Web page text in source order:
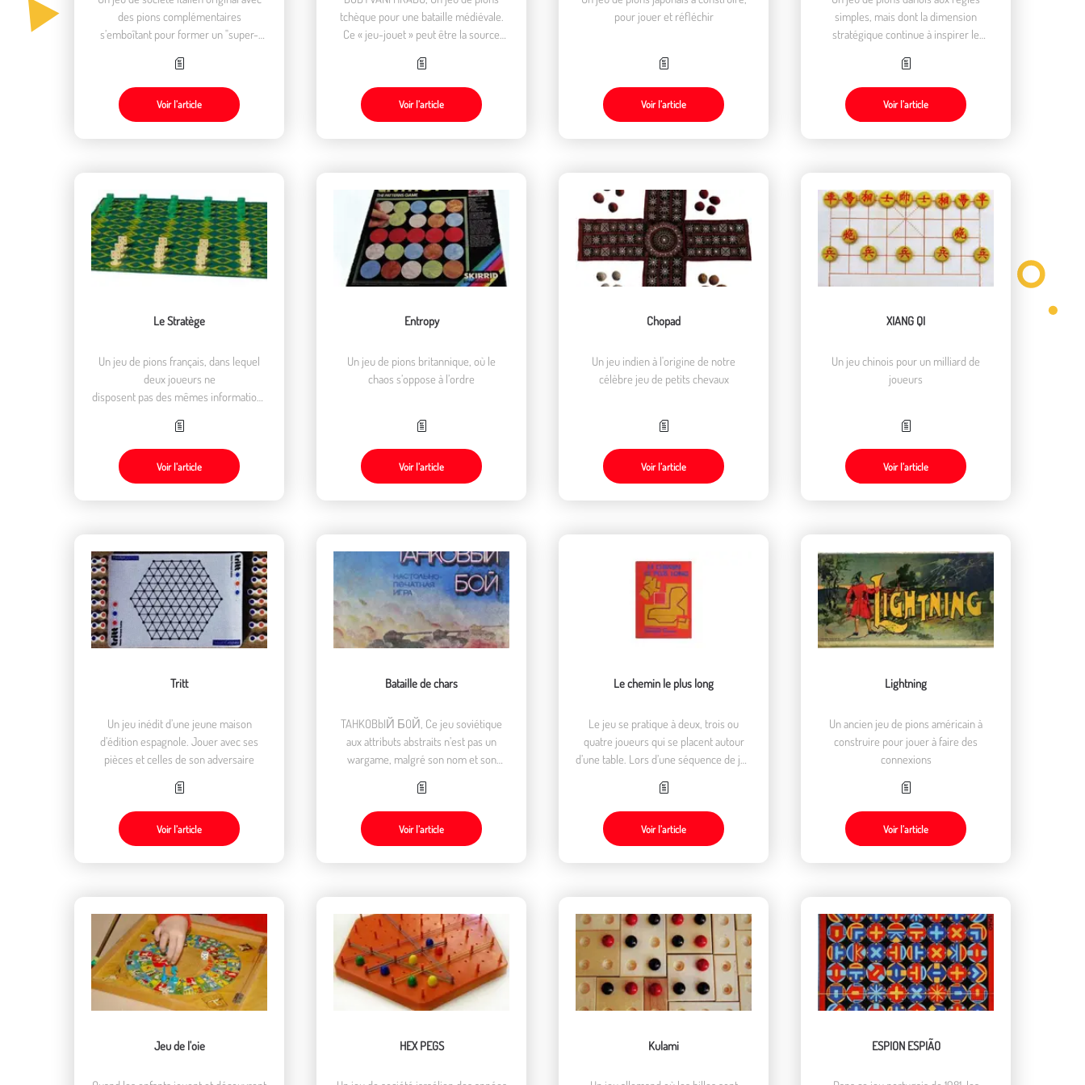
des pions complémentaires
s’emboîtant pour former un "super-
Voir l’article
tchèque pour une bataille médiévale.
Ce « jeu-jouet » peut être la source
éducatifs »
Voir l’article
pour jouer et réfléchir
Voir l’article
simples, mais dont la dimension
stratégique continue à inspirer le
Voir l’article
Le Stratège
Un jeu de pions français, dans lequel
deux joueurs ne
disposent pas des mêmes informations
leur stratégie.
Voir l’article
Entropy
Un jeu de pions britannique, où le
chaos s’oppose à l’ordre
Voir l’article
Chopad
Un jeu indien à l'origine de notre
célèbre jeu de petits chevaux
Voir l’article
XIANG QI
Un jeu chinois pour un milliard de
joueurs
Voir l’article
Tritt
Un jeu inédit d’une jeune maison
d’édition espagnole. Jouer avec ses
pièces et celles de son adversaire
Voir l’article
Bataille de chars
TAHKOBbIЙ БOЙ, Ce jeu soviétique
aux attributs abstraits n’est pas un
wargame, malgré son nom et son
symbolique militaire
Voir l’article
Le chemin le plus long
Le jeu se pratique à deux, trois ou
quatre joueurs qui se placent autour
d’une table. Lors d’une séquence de jeu
temps donné, un chemin fermé le plus
long possible.
Voir l’article
Lightning
Un ancien jeu de pions américain à
construire pour jouer à faire des
connexions
Voir l’article
Jeu de l'oie HEX PEGS Kulami ESPION ESPIÃO